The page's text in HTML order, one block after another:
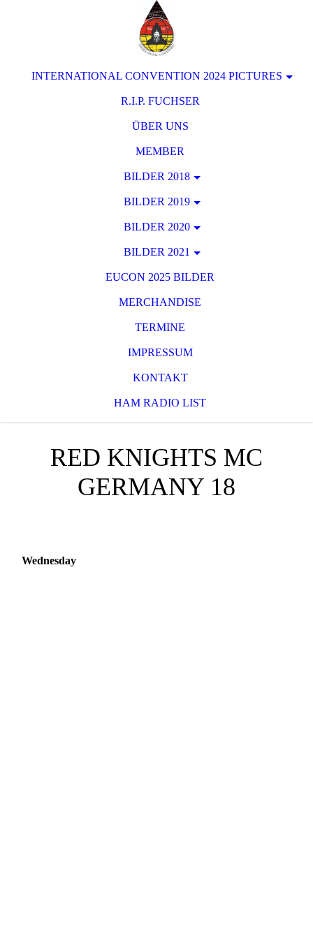
INTERNATIONAL CONVENTION 2024 PICTURES
R.I.P. FUCHSER
ÜBER UNS
MEMBER
BILDER 2018
BILDER 2019
BILDER 2020
BILDER 2021
EUCON 2025 BILDER
MERCHANDISE
TERMINE
IMPRESSUM
KONTAKT
HAM RADIO LIST
RED KNIGHTS MC
GERMANY 18
Wednesday